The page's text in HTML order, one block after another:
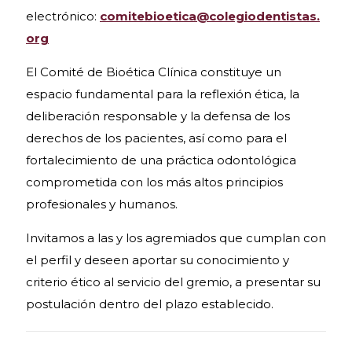
electrónico: comitebioetica@colegiodentistas.
org
El Comité de Bioética Clínica constituye un
espacio fundamental para la reflexión ética, la
deliberación responsable y la defensa de los
derechos de los pacientes, así como para el
fortalecimiento de una práctica odontológica
comprometida con los más altos principios
profesionales y humanos.
Invitamos a las y los agremiados que cumplan con
el perfil y deseen aportar su conocimiento y
criterio ético al servicio del gremio, a presentar su
postulación dentro del plazo establecido.